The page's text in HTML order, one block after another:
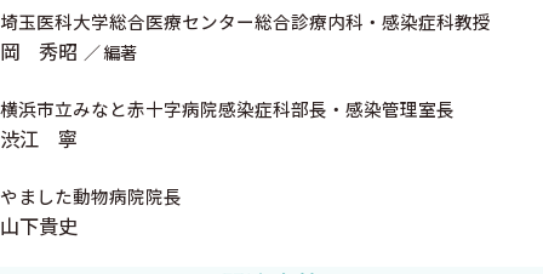
イドは，理解が容易になるよう助けてくれることであろう．
2人のご尽力に心より感謝したい．
もちろん，インフォデミックに苦しむ方々に広く読んでいただけ
ることを期待している．
テレビ出演する時間がない．現場の指揮や対応，そして情報の取
得と整理に精一杯だ．マスメディアにおいてはできれば，このイ
実臨床での診断
ウイルス学的検査
「積極的にPCR検査すべし」という議論
PCR検査の結果は変わりうる
◆ 治療
原因不明の肺炎の治療
埼玉医科大学総合医療センター総合診療内科・感染症科教授
岡 秀昭 編著
横浜市立みなと赤十字病院感染症科部長・感染管理室長
渋江 寧
やました動物病院院長
山下貴史